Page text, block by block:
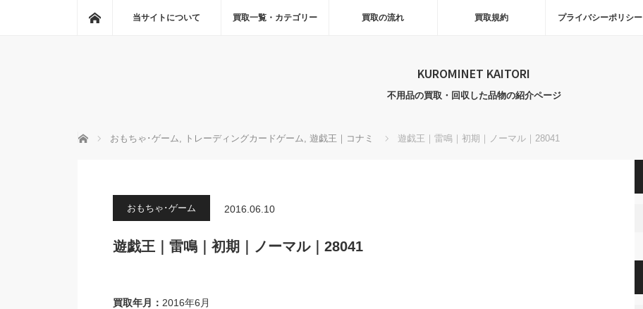
ホーム当サイトについて 買取一覧・カテゴリー 買取の流れ 買取規約 プライバシーポリシー
KUROMINET KAITORI
不用品の買取・回収した品物の紹介ページ
ホーム おもちゃ･ゲーム, トレーディングカードゲーム, 遊戯王｜コナミ 遊戯王｜雷鳴｜初期｜ノーマル｜28041
おもちゃ･ゲーム 2016.06.10
遊戯王｜雷鳴｜初期｜ノーマル｜28041
買取年月： 2016年6月